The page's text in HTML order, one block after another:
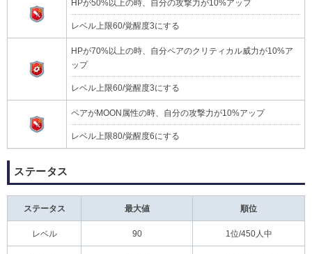
HPが50%以上の時、自分の攻撃力が10%アップ
レベル上限60/覚醒度3にする
HPが70%以上の時、自分ペアのクリティカル威力が10%ア
ップ
レベル上限60/覚醒度3にする
ペアがMOON属性の時、自分の攻撃力が10%アップ
レベル上限80/覚醒度6にする
ステータス
ステータス 最大値 順位
レベル 90 1位/450人中